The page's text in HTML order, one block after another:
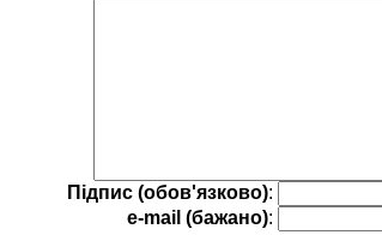
Підпис (обов'язково):
e-mail (бажано):